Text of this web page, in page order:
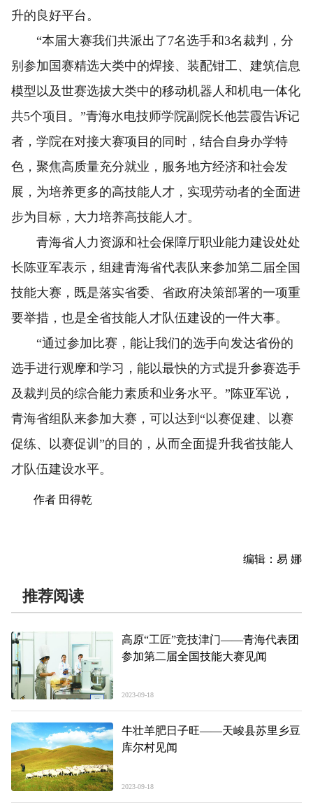
升的良好平台。
“本届大赛我们共派出了7名选手和3名裁判，分
别参加国赛精选大类中的焊接、装配钳工、建筑信息
模型以及世赛选拔大类中的移动机器人和机电一体化
共5个项目。”青海水电技师学院副院长他芸霞告诉记
者，学院在对接大赛项目的同时，结合自身办学特
色，聚焦高质量充分就业，服务地方经济和社会发
展，为培养更多的高技能人才，实现劳动者的全面进
步为目标，大力培养高技能人才。
青海省人力资源和社会保障厅职业能力建设处处
长陈亚军表示，组建青海省代表队来参加第二届全国
技能大赛，既是落实省委、省政府决策部署的一项重
要举措，也是全省技能人才队伍建设的一件大事。
“通过参加比赛，能让我们的选手向发达省份的
选手进行观摩和学习，能以最快的方式提升参赛选手
及裁判员的综合能力素质和业务水平。”陈亚军说，
青海省组队来参加大赛，可以达到“以赛促建、以赛
促练、以赛促训”的目的，从而全面提升我省技能人
才队伍建设水平。
作者 田得乾
编辑：易 娜
推荐阅读
高原“工匠”竞技津门——青海代表团
参加第二届全国技能大赛见闻
2023-09-18
牛壮羊肥日子旺——天峻县苏里乡豆
库尔村见闻
2023-09-18